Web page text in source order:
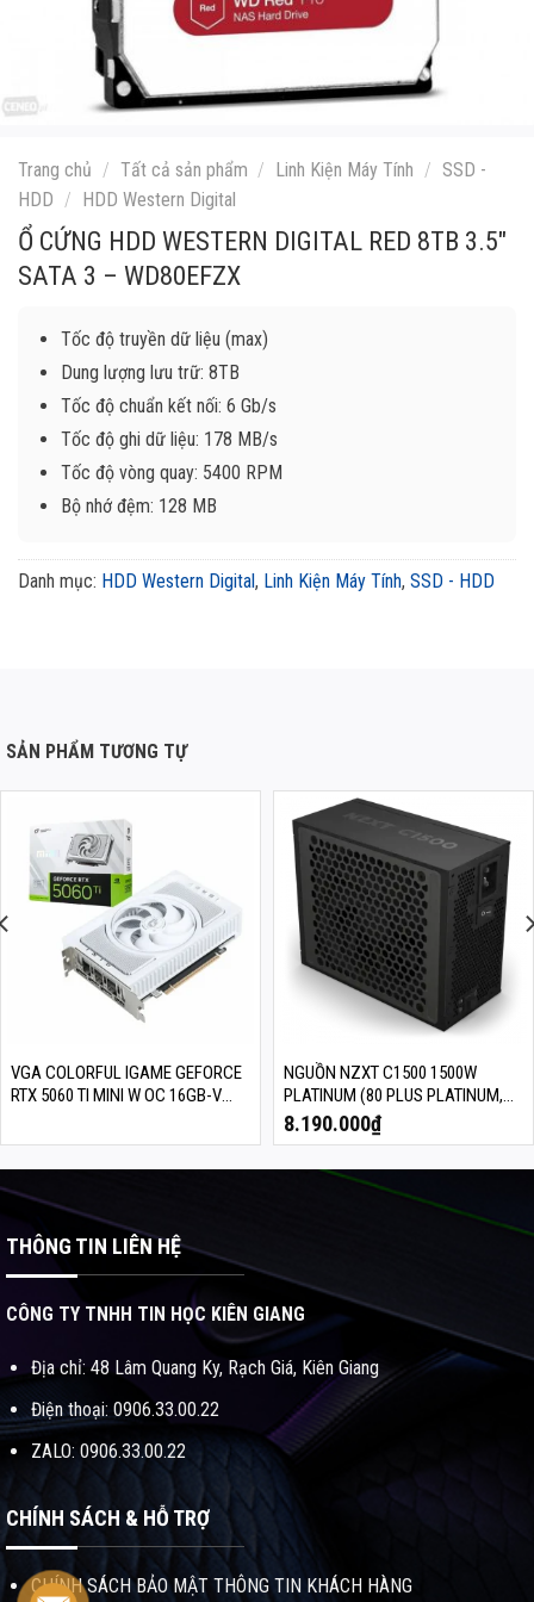
Trang chủ / Tất cả sản phẩm / Linh Kiện Máy Tính / SSD -
HDD / HDD Western Digital
Ổ CỨNG HDD WESTERN DIGITAL RED 8TB 3.5″
SATA 3 – WD80EFZX
Tốc độ truyền dữ liệu (max)
Dung lượng lưu trữ: 8TB
Tốc độ chuẩn kết nối: 6 Gb/s
Tốc độ ghi dữ liệu: 178 MB/s
Tốc độ vòng quay: 5400 RPM
Bộ nhớ đệm: 128 MB
Danh mục: HDD Western Digital, Linh Kiện Máy Tính, SSD - HDD
SẢN PHẨM TƯƠNG TỰ
VGA COLORFUL IGAME GEFORCE
RTX 5060 TI MINI W OC 16GB-V
NGUỒN NZXT C1500 1500W
PLATINUM (80 PLUS PLATINUM,
ATX 3.1, FULL MODULAR, PA-
5P1BB-EU)
8.190.000₫
THÔNG TIN LIÊN HỆ
CÔNG TY TNHH TIN HỌC KIÊN GIANG
Địa chỉ: 48 Lâm Quang Ky, Rạch Giá, Kiên Giang
Điện thoại: 0906.33.00.22
ZALO: 0906.33.00.22
CHÍNH SÁCH & HỖ TRỢ
CHÍNH SÁCH BẢO MẬT THÔNG TIN KHÁCH HÀNG